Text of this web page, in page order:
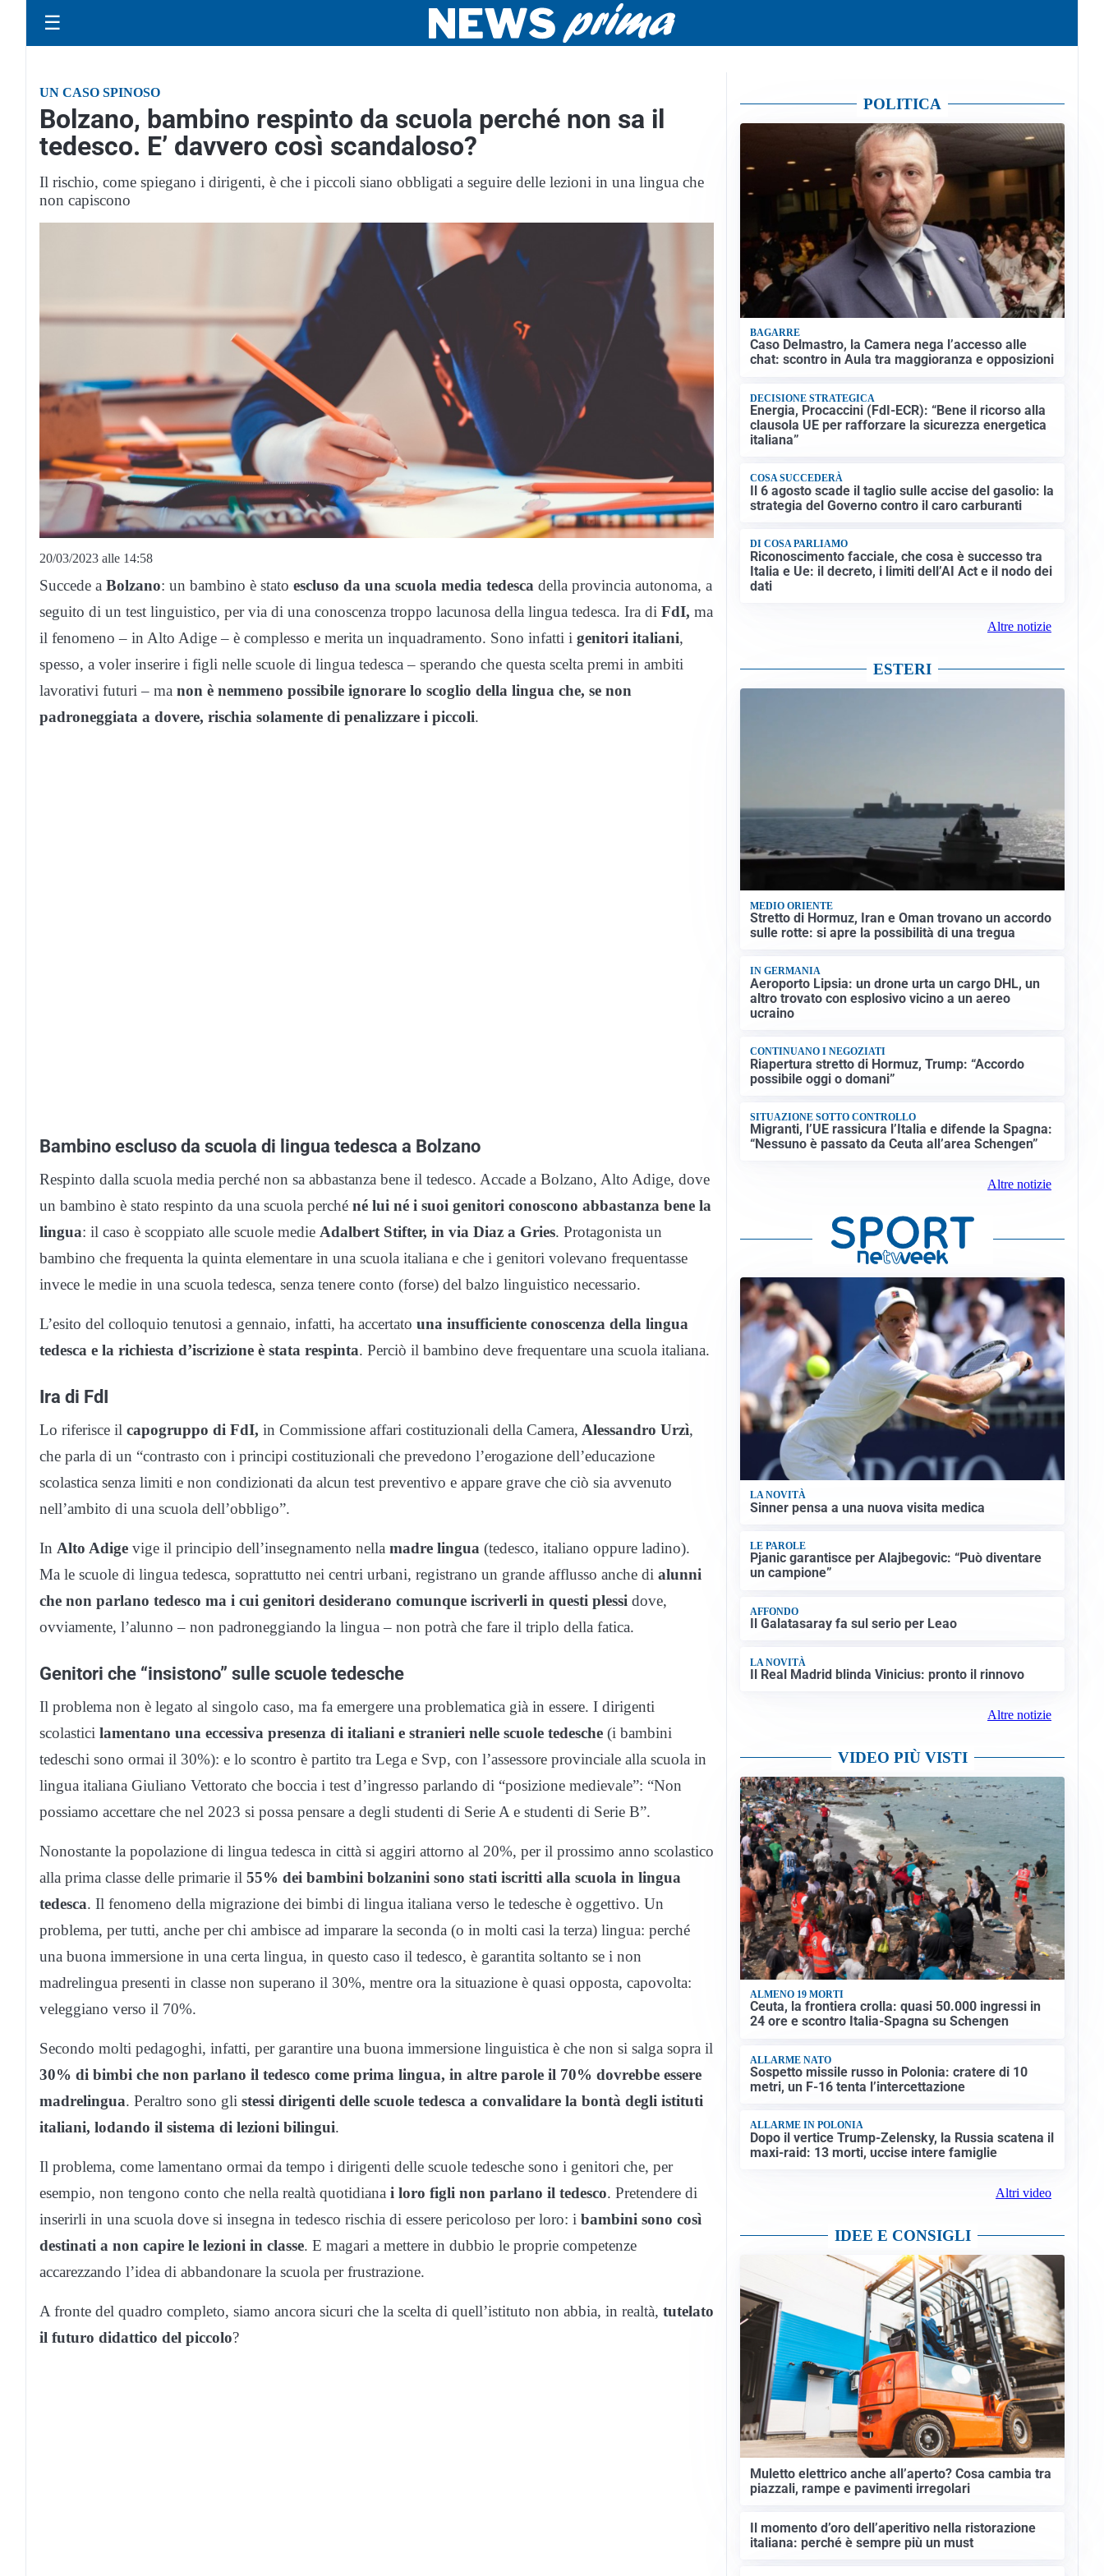
☰
UN CASO SPINOSO
Bolzano, bambino respinto da scuola perché non sa il
tedesco. E’ davvero così scandaloso?
Il rischio, come spiegano i dirigenti, è che i piccoli siano obbligati a seguire delle lezioni in una lingua che
non capiscono
20/03/2023 alle 14:58
Succede a Bolzano: un bambino è stato escluso da una scuola media tedesca della provincia autonoma, a
seguito di un test linguistico, per via di una conoscenza troppo lacunosa della lingua tedesca. Ira di FdI, ma
il fenomeno – in Alto Adige – è complesso e merita un inquadramento. Sono infatti i genitori italiani,
spesso, a voler inserire i figli nelle scuole di lingua tedesca – sperando che questa scelta premi in ambiti
lavorativi futuri – ma non è nemmeno possibile ignorare lo scoglio della lingua che, se non
padroneggiata a dovere, rischia solamente di penalizzare i piccoli.
Bambino escluso da scuola di lingua tedesca a Bolzano
Respinto dalla scuola media perché non sa abbastanza bene il tedesco. Accade a Bolzano, Alto Adige, dove
un bambino è stato respinto da una scuola perché né lui né i suoi genitori conoscono abbastanza bene la
lingua: il caso è scoppiato alle scuole medie Adalbert Stifter, in via Diaz a Gries. Protagonista un
bambino che frequenta la quinta elementare in una scuola italiana e che i genitori volevano frequentasse
invece le medie in una scuola tedesca, senza tenere conto (forse) del balzo linguistico necessario.
L’esito del colloquio tenutosi a gennaio, infatti, ha accertato una insufficiente conoscenza della lingua
tedesca e la richiesta d’iscrizione è stata respinta. Perciò il bambino deve frequentare una scuola italiana.
Ira di FdI
Lo riferisce il capogruppo di FdI, in Commissione affari costituzionali della Camera, Alessandro Urzì,
che parla di un “contrasto con i principi costituzionali che prevedono l’erogazione dell’educazione
scolastica senza limiti e non condizionati da alcun test preventivo e appare grave che ciò sia avvenuto
nell’ambito di una scuola dell’obbligo”.
In Alto Adige vige il principio dell’insegnamento nella madre lingua (tedesco, italiano oppure ladino).
Ma le scuole di lingua tedesca, soprattutto nei centri urbani, registrano un grande afflusso anche di alunni
che non parlano tedesco ma i cui genitori desiderano comunque iscriverli in questi plessi dove,
ovviamente, l’alunno – non padroneggiando la lingua – non potrà che fare il triplo della fatica.
Genitori che “insistono” sulle scuole tedesche
Il problema non è legato al singolo caso, ma fa emergere una problematica già in essere. I dirigenti
scolastici lamentano una eccessiva presenza di italiani e stranieri nelle scuole tedesche (i bambini
tedeschi sono ormai il 30%): e lo scontro è partito tra Lega e Svp, con l’assessore provinciale alla scuola in
lingua italiana Giuliano Vettorato che boccia i test d’ingresso parlando di “posizione medievale”: “Non
possiamo accettare che nel 2023 si possa pensare a degli studenti di Serie A e studenti di Serie B”.
Nonostante la popolazione di lingua tedesca in città si aggiri attorno al 20%, per il prossimo anno scolastico
alla prima classe delle primarie il 55% dei bambini bolzanini sono stati iscritti alla scuola in lingua
tedesca. Il fenomeno della migrazione dei bimbi di lingua italiana verso le tedesche è oggettivo. Un
problema, per tutti, anche per chi ambisce ad imparare la seconda (o in molti casi la terza) lingua: perché
una buona immersione in una certa lingua, in questo caso il tedesco, è garantita soltanto se i non
madrelingua presenti in classe non superano il 30%, mentre ora la situazione è quasi opposta, capovolta:
veleggiano verso il 70%.
Secondo molti pedagoghi, infatti, per garantire una buona immersione linguistica è che non si salga sopra il
30% di bimbi che non parlano il tedesco come prima lingua, in altre parole il 70% dovrebbe essere
madrelingua. Peraltro sono gli stessi dirigenti delle scuole tedesca a convalidare la bontà degli istituti
italiani, lodando il sistema di lezioni bilingui.
Il problema, come lamentano ormai da tempo i dirigenti delle scuole tedesche sono i genitori che, per
esempio, non tengono conto che nella realtà quotidiana i loro figli non parlano il tedesco. Pretendere di
inserirli in una scuola dove si insegna in tedesco rischia di essere pericoloso per loro: i bambini sono così
destinati a non capire le lezioni in classe. E magari a mettere in dubbio le proprie competenze
accarezzando l’idea di abbandonare la scuola per frustrazione.
A fronte del quadro completo, siamo ancora sicuri che la scelta di quell’istituto non abbia, in realtà, tutelato
il futuro didattico del piccolo?
POLITICA
BAGARRE
Caso Delmastro, la Camera nega l’accesso alle
chat: scontro in Aula tra maggioranza e opposizioni
DECISIONE STRATEGICA
Energia, Procaccini (FdI-ECR): “Bene il ricorso alla
clausola UE per rafforzare la sicurezza energetica
italiana”
COSA SUCCEDERÀ
Il 6 agosto scade il taglio sulle accise del gasolio: la
strategia del Governo contro il caro carburanti
DI COSA PARLIAMO
Riconoscimento facciale, che cosa è successo tra
Italia e Ue: il decreto, i limiti dell’AI Act e il nodo dei
dati
Altre notizie
ESTERI
MEDIO ORIENTE
Stretto di Hormuz, Iran e Oman trovano un accordo
sulle rotte: si apre la possibilità di una tregua
IN GERMANIA
Aeroporto Lipsia: un drone urta un cargo DHL, un
altro trovato con esplosivo vicino a un aereo
ucraino
CONTINUANO I NEGOZIATI
Riapertura stretto di Hormuz, Trump: “Accordo
possibile oggi o domani”
SITUAZIONE SOTTO CONTROLLO
Migranti, l’UE rassicura l’Italia e difende la Spagna:
“Nessuno è passato da Ceuta all’area Schengen”
Altre notizie
LA NOVITÀ
Sinner pensa a una nuova visita medica
LE PAROLE
Pjanic garantisce per Alajbegovic: “Può diventare
un campione”
AFFONDO
Il Galatasaray fa sul serio per Leao
LA NOVITÀ
Il Real Madrid blinda Vinicius: pronto il rinnovo
Altre notizie
VIDEO PIÙ VISTI
ALMENO 19 MORTI
Ceuta, la frontiera crolla: quasi 50.000 ingressi in
24 ore e scontro Italia-Spagna su Schengen
ALLARME NATO
Sospetto missile russo in Polonia: cratere di 10
metri, un F-16 tenta l’intercettazione
ALLARME IN POLONIA
Dopo il vertice Trump-Zelensky, la Russia scatena il
maxi-raid: 13 morti, uccise intere famiglie
Altri video
IDEE E CONSIGLI
Muletto elettrico anche all’aperto? Cosa cambia tra
piazzali, rampe e pavimenti irregolari
Il momento d’oro dell’aperitivo nella ristorazione
italiana: perché è sempre più un must